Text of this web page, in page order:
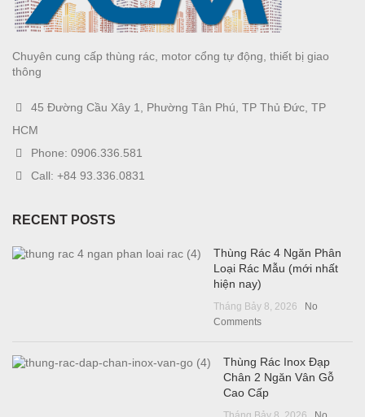
Chuyên cung cấp thùng rác, motor cổng tự động, thiết bị giao
thông
45 Đường Cầu Xây 1, Phường Tân Phú, TP Thủ Đức, TP
HCM
Phone: 0906.336.581
Call: +84 93.336.0831
RECENT POSTS
Thùng Rác 4 Ngăn Phân
Loại Rác Mẫu (mới nhất
hiện nay)
Tháng Bảy 8, 2026
No
Comments
Thùng Rác Inox Đạp
Chân 2 Ngăn Vân Gỗ
Cao Cấp